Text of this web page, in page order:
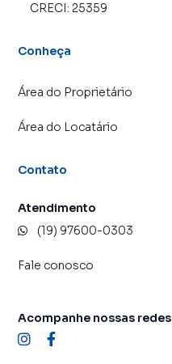
CRECI: 25359
Conheça
Área do Proprietário
Área do Locatário
Contato
Atendimento
(19) 97600-0303
Fale conosco
Acompanhe nossas redes